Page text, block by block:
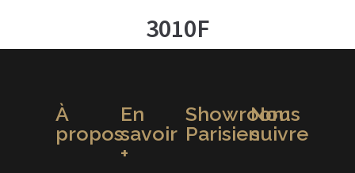
3010F
À
propos
En
savoir
+
Showroom
Parisien
Nous
suivre